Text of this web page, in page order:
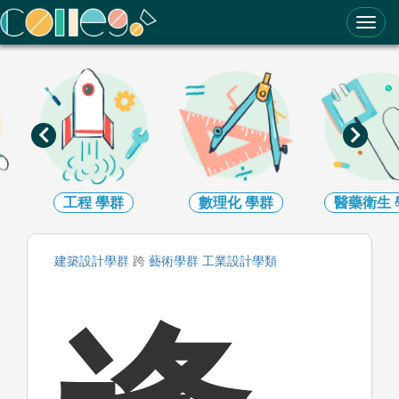
ColleGo! 大學選才與高中育才輔助系統
數理化學群 醫藥衛生學群 生命科學
建築設計學群 跨 藝術學群 工業設計學類